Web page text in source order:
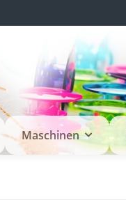
Maschinen